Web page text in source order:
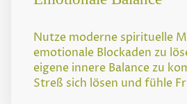
Nutze moderne spirituelle
emotionale Blockaden zu
eigene innere Balance zu
Streß sich lösen und fühle